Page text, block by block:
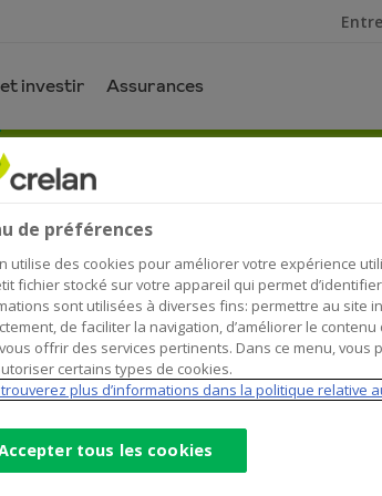
Je
investir Assurances
de préférences
utilise des cookies pour améliorer votre expérience
fichier stocké sur votre appareil qui permet
sont utilisées à diverses fins: permettre au site
de faciliter la navigation, d’améliorer le
offrir des services pertinents. Dans ce menu, vous
certains types de cookies.
plus d’informations dans la politique relative
tous les cookies